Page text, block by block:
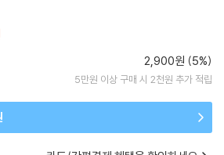
2,900원 (5%)
5만원 이상 구매 시 2천원 추가 적립